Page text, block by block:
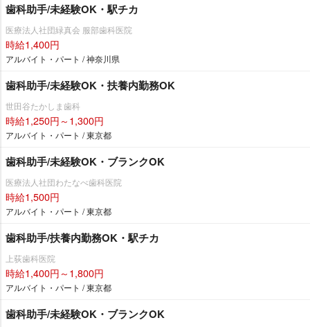
歯科助手/未経験OK・駅チカ
医療法人社団緑真会 服部歯科医院
時給1,400円
アルバイト・パート / 神奈川県
歯科助手/未経験OK・扶養内勤務OK
世田谷たかしま歯科
時給1,250円～1,300円
アルバイト・パート / 東京都
歯科助手/未経験OK・ブランクOK
医療法人社団わたなべ歯科医院
時給1,500円
アルバイト・パート / 東京都
歯科助手/扶養内勤務OK・駅チカ
上荻歯科医院
時給1,400円～1,800円
アルバイト・パート / 東京都
歯科助手/未経験OK・ブランクOK